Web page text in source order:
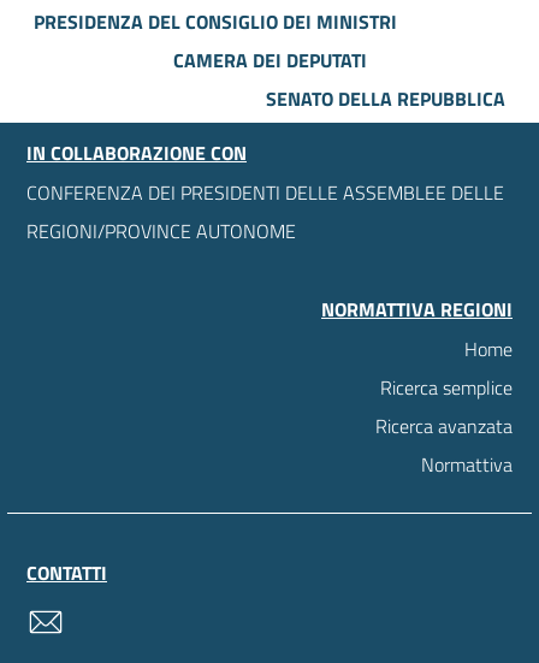
PRESIDENZA DEL CONSIGLIO DEI MINISTRI
CAMERA DEI DEPUTATI
SENATO DELLA REPUBBLICA
IN COLLABORAZIONE CON
CONFERENZA DEI PRESIDENTI DELLE ASSEMBLEE DELLE
REGIONI/PROVINCE AUTONOME
NORMATTIVA REGIONI
Home
Ricerca semplice
Ricerca avanzata
Normattiva
CONTATTI